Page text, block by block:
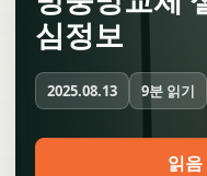
심정보
2025.08.13 9분 읽기
읽